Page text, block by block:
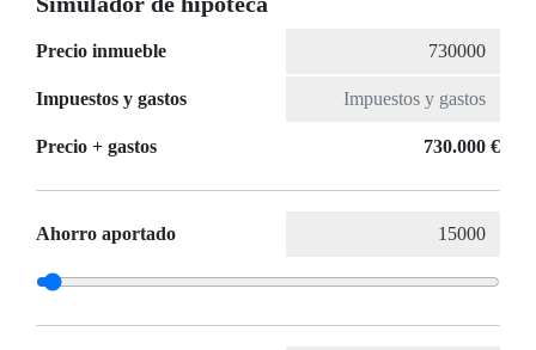
Precio inmueble
Impuestos y gastos
Precio + gastos 730.000 €
Ahorro aportado